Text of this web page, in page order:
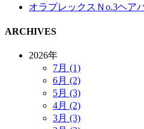
オラプレックスＮo.3ヘア
ARCHIVES
2026年
7月 (1)
6月 (2)
5月 (3)
4月 (2)
3月 (3)